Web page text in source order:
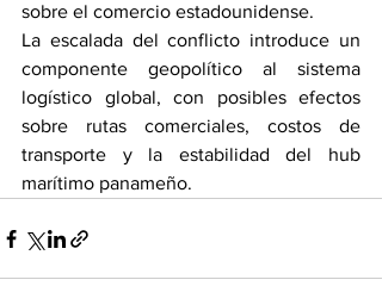
sobre el comercio estadounidense.
La escalada del conflicto introduce un
componente geopolítico al sistema
logístico global, con posibles efectos
sobre rutas comerciales, costos de
transporte y la estabilidad del hub
marítimo panameño.